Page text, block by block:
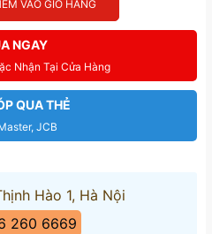
VÀO GIỎ HÀNG
NGAY
Nhận Tại Cửa Hàng
QUA THẺ
JCB
Hào 1, Hà Nội
260 6669